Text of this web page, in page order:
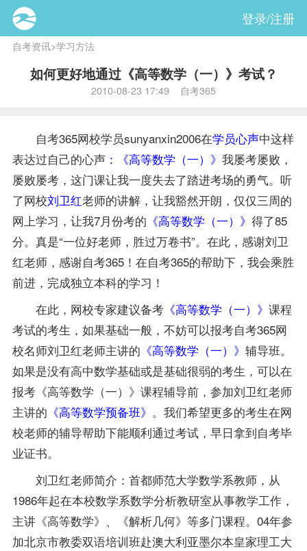
登录/注册
自考资讯>学习方法
如何更好地通过《高等数学（一）》考试？
2010-08-23 17:49 自考365
自考365网校学员sunyanxin2006在学员心声中这样
表达过自己的心声：《高等数学（一）》 我屡考屡败，
屡败屡考，这门课让我一度失去了踏进考场的勇气。听
了网校刘卫红老师的讲解，让我豁然开朗，仅仅三周的
网上学习，让我7月份考的 《高等数学（一）》 得了85
分。真是“一位好老师，胜过万卷书”。在此，感谢刘卫
红老师，感谢自考365！在自考365的帮助下，我会乘胜
前进，完成独立本科的学习！
在此，网校专家建议备考《高等数学（一）》 课程
考试的考生，如果基础一般，不妨可以报考自考365网
校名师刘卫红老师主讲的 《高等数学（一）》 辅导班。
如果是没有高中数学基础或是基础很弱的考生，可以在
报考《高等数学（一）》 课程辅导前，参加刘卫红老师
主讲的 《高等数学预备班》 。我们希望更多的考生在网
校老师的辅导帮助下能顺利通过考试，早日拿到自考毕
业证书。
刘卫红老师简介：首都师范大学数学系教师，从
1986年起在本校数学系数学分析教研室从事教学工作，
主讲《高等数学》、《解析几何》等多门课程。04年参
加北京市教委双语培训班赴澳大利亚墨尔本皇家理工大